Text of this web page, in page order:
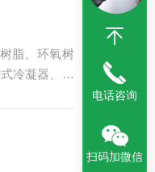
脂、环氧树
冷凝器、贮
电话咨询
扫码加微信